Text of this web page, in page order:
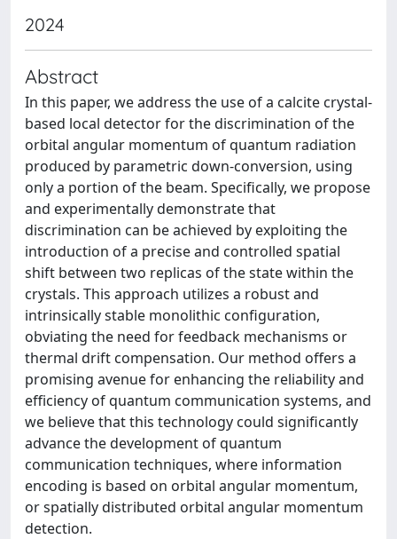
2024
Abstract
In this paper, we address the use of a calcite crystal-
based local detector for the discrimination of the
orbital angular momentum of quantum radiation
produced by parametric down-conversion, using
only a portion of the beam. Specifically, we propose
and experimentally demonstrate that
discrimination can be achieved by exploiting the
introduction of a precise and controlled spatial
shift between two replicas of the state within the
crystals. This approach utilizes a robust and
intrinsically stable monolithic configuration,
obviating the need for feedback mechanisms or
thermal drift compensation. Our method offers a
promising avenue for enhancing the reliability and
efficiency of quantum communication systems, and
we believe that this technology could significantly
advance the development of quantum
communication techniques, where information
encoding is based on orbital angular momentum,
or spatially distributed orbital angular momentum
detection.